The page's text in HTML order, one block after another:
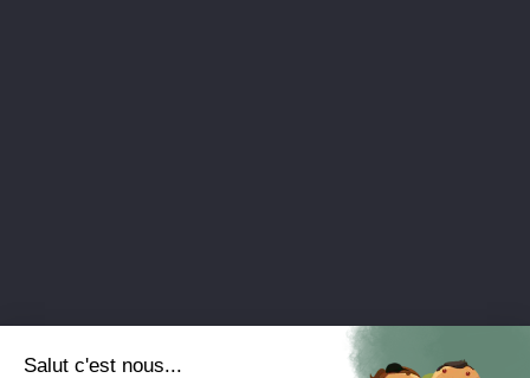
Salut c'est nous...